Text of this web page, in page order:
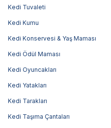
Kedi Tuvaleti
Kedi Kumu
Kedi Konservesi & Yaş Maması
Kedi Ödül Maması
Kedi Oyuncakları
Kedi Yatakları
Kedi Tarakları
Kedi Taşıma Çantaları